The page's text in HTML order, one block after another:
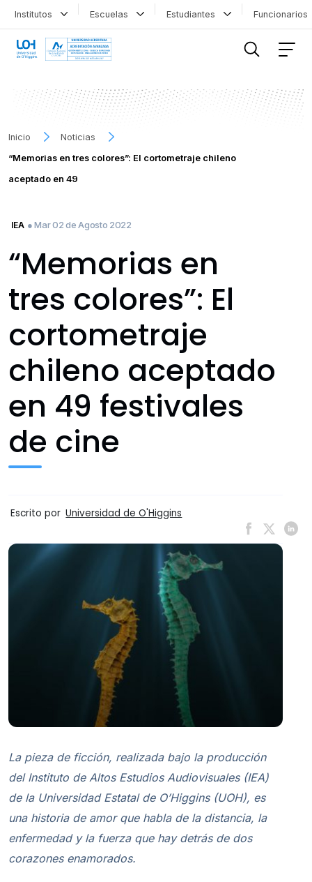
Institutos Escuelas Estudiantes
Inicio
Noticias
“Memorias en tres colores”: El cortometraje chileno
aceptado en 49
IEA ● Mar 02 de Agosto 2022
“Memorias en
tres colores”: El
cortometraje
chileno aceptado
en 49 festivales
de cine
Escrito por Universidad de O'Higgins
La pieza de ficción, realizada bajo la producción
del Instituto de Altos Estudios Audiovisuales (IEA)
de la Universidad Estatal de O’Higgins (UOH), es
una historia de amor que habla de la distancia, la
enfermedad y la fuerza que hay detrás de dos
corazones enamorados.